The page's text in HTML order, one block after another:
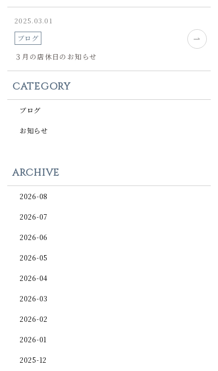
2025.03.01
ブログ
３月の店休日のお知らせ
CATEGORY
ブログ
お知らせ
ARCHIVE
2026-08
2026-07
2026-06
2026-05
2026-04
2026-03
2026-02
2026-01
2025-12